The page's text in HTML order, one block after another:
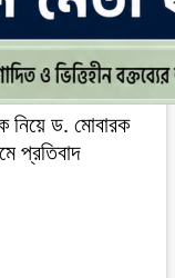
নিয়ে ড. মোবারক
প্রতিবাদ